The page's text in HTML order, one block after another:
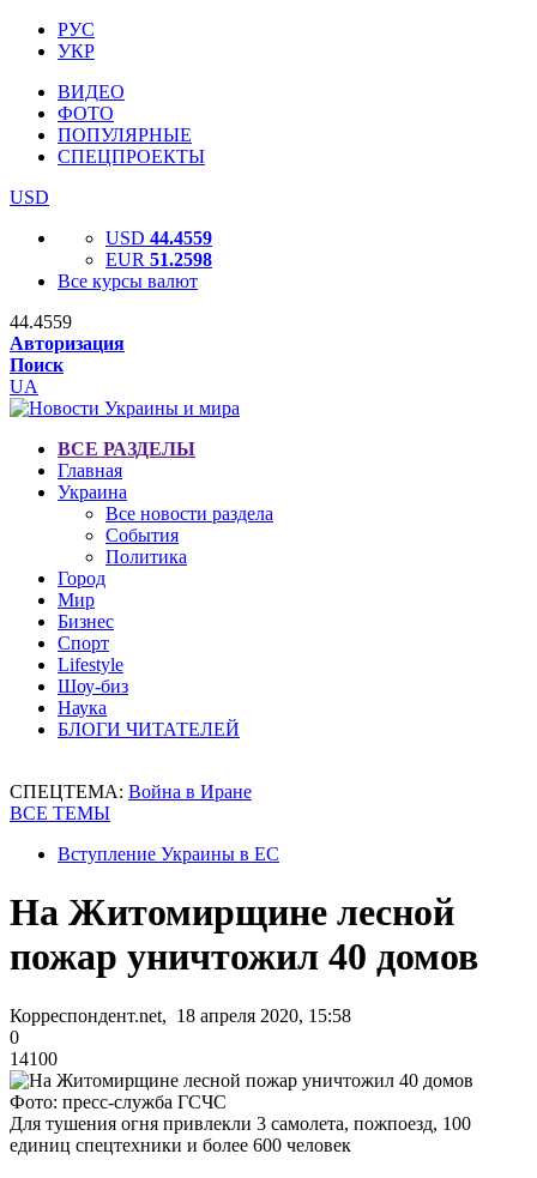
РУС
УКР
ВИДЕО
ФОТО
ПОПУЛЯРНЫЕ
СПЕЦПРОЕКТЫ
USD
USD 44.4559
EUR 51.2598
Все курсы валют
44.4559
Авторизация
Поиск
UA
ВСЕ РАЗДЕЛЫ
Главная
Украина
Все новости раздела
События
Политика
Город
Мир
Бизнес
Спорт
Lifestyle
Шоу-биз
Наука
БЛОГИ ЧИТАТЕЛЕЙ
СПЕЦТЕМА: Война в Иране
ВСЕ ТЕМЫ
Вступление Украины в ЕС
На Житомирщине лесной
пожар уничтожил 40 домов
Корреспондент.net, 18 апреля 2020, 15:58
0
14100
Фото: пресс-служба ГСЧС
Для тушения огня привлекли 3 самолета, пожпоезд, 100
единиц спецтехники и более 600 человек